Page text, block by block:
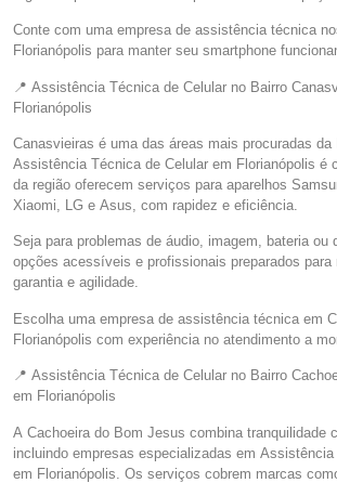
Conte com uma empresa de assistência técnica
Florianópolis para manter seu smartphone
📍 Assistência Técnica de Celular no Bairro
Florianópolis
Canasvieiras é uma das áreas mais procuradas da
Assistência Técnica de Celular em Florianópolis é
da região oferecem serviços para aparelhos
Xiaomi, LG e Asus, com rapidez e eficiência.
Seja para problemas de áudio, imagem, bateria ou
opções acessíveis e profissionais preparados para
garantia e agilidade.
Escolha uma empresa de assistência técnica em
Florianópolis com experiência no atendimento a
📍 Assistência Técnica de Celular no Bairro
em Florianópolis
A Cachoeira do Bom Jesus combina tranquilidade
incluindo empresas especializadas em
em Florianópolis. Os serviços cobrem marcas